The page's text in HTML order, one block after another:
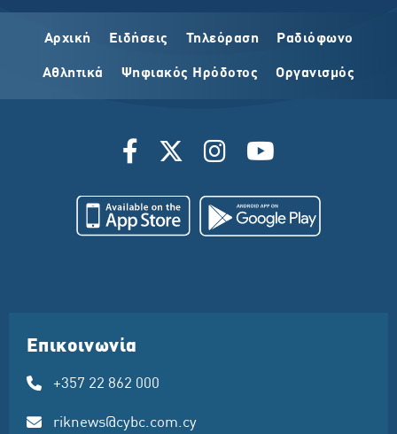
Αρχική Ειδήσεις Τηλεόραση Ραδιόφωνο
Αθλητικά Ψηφιακός Ηρόδοτος Οργανισμός
Επικοινωνία
+357 22 862 000
riknews@cybc.com.cy